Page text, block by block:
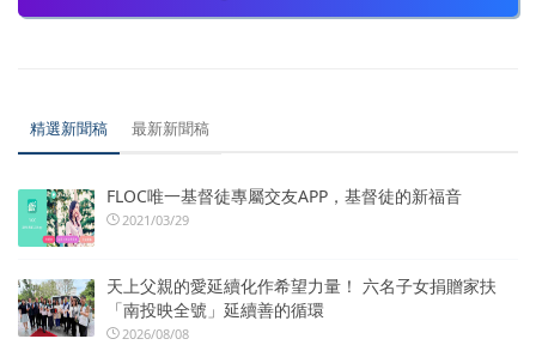
精選新聞稿 最新新聞稿
FLOC唯一基督徒專屬交友APP，基督徒的新福音
2021/03/29
天上父親的愛延續化作希望力量！ 六名子女捐贈家扶
「南投映全號」延續善的循環
2026/08/08